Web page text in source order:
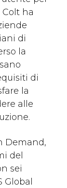
ha
di
la
di
la
alle
Demand,
del
sei
Global